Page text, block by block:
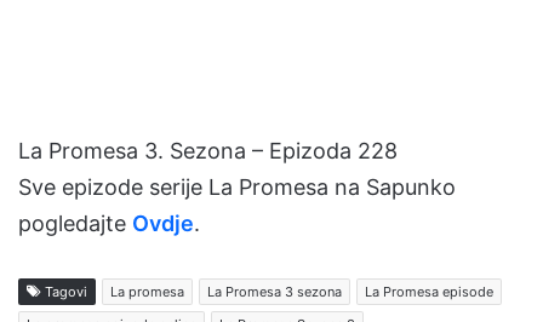
La Promesa 3. Sezona – Epizoda 228
Sve epizode serije La Promesa na Sapunko
pogledajte Ovdje.
Tagovi La promesa La Promesa 3 sezona
La Promesa episode